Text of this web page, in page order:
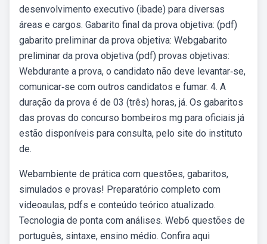
desenvolvimento executivo (ibade) para diversas
áreas e cargos. Gabarito final da prova objetiva: (pdf)
gabarito preliminar da prova objetiva: Webgabarito
preliminar da prova objetiva (pdf) provas objetivas:
Webdurante a prova, o candidato não deve levantar‐se,
comunicar‐se com outros candidatos e fumar. 4. A
duração da prova é de 03 (três) horas, já. Os gabaritos
das provas do concurso bombeiros mg para oficiais já
estão disponíveis para consulta, pelo site do instituto
de.
Webambiente de prática com questões, gabaritos,
simulados e provas! Preparatório completo com
videoaulas, pdfs e conteúdo teórico atualizado.
Tecnologia de ponta com análises. Web6 questões de
português, sintaxe, ensino médio. Confira aqui